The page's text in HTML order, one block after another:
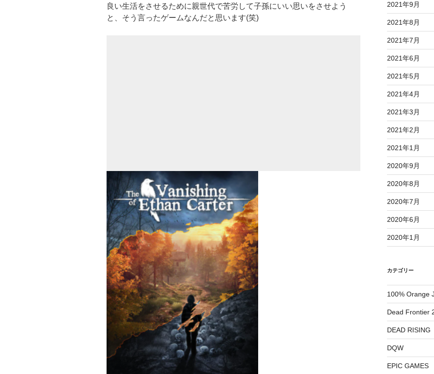
良い生活をさせるために親世代で苦労して子孫にいい思いをさせよう
と、そう言ったゲームなんだと思います(笑)
2021年9月
2021年8月
2021年7月
2021年6月
2021年5月
2021年4月
2021年3月
2021年2月
2021年1月
2020年9月
2020年8月
2020年7月
2020年6月
2020年1月
カテゴリー
100% Orange
Dead Frontier
DEAD RISING
DQW
EPIC GAMES